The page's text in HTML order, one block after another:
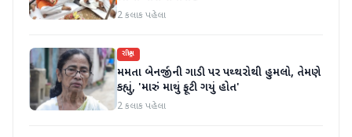
2 કલાક પહેલા
રાષ્ટ્રીય
મમતા બેનર્જીની ગાડી પર પથ્થરોથી હુમલો, તેમણે
કહ્યું, 'મારું માથું ફૂટી ગયું હોત'
2 કલાક પહેલા